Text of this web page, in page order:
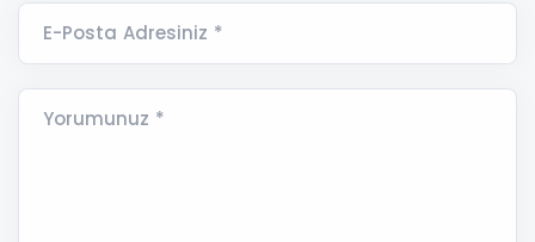
E-Posta Adresiniz *
Yorumunuz *